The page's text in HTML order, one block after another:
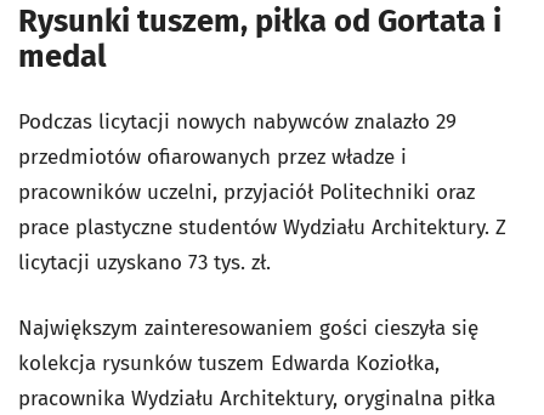
Rysunki tuszem, piłka od Gortata i
medal
Podczas licytacji nowych nabywców znalazło 29
przedmiotów ofiarowanych przez władze i
pracowników uczelni, przyjaciół Politechniki oraz
prace plastyczne studentów Wydziału Architektury. Z
licytacji uzyskano 73 tys. zł.
Największym zainteresowaniem gości cieszyła się
kolekcja rysunków tuszem Edwarda Koziołka,
pracownika Wydziału Architektury, oryginalna piłka